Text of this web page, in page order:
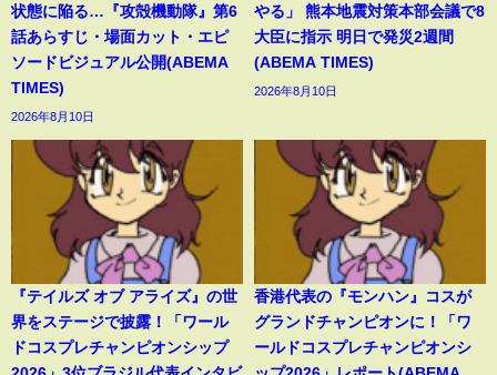
状態に陥る…『攻殻機動隊』第6
話あらすじ・場面カット・エピ
ソードビジュアル公開(ABEMA
TIMES)
2026年8月10日
やる」 熊本地震対策本部会議で8
大臣に指示 明日で発災2週間
(ABEMA TIMES)
2026年8月10日
『テイルズ オブ アライズ』の世
界をステージで披露！「ワール
ドコスプレチャンピオンシップ
香港代表の『モンハン』コスが
グランドチャンピオンに！「ワ
ールドコスプレチャンピオンシ